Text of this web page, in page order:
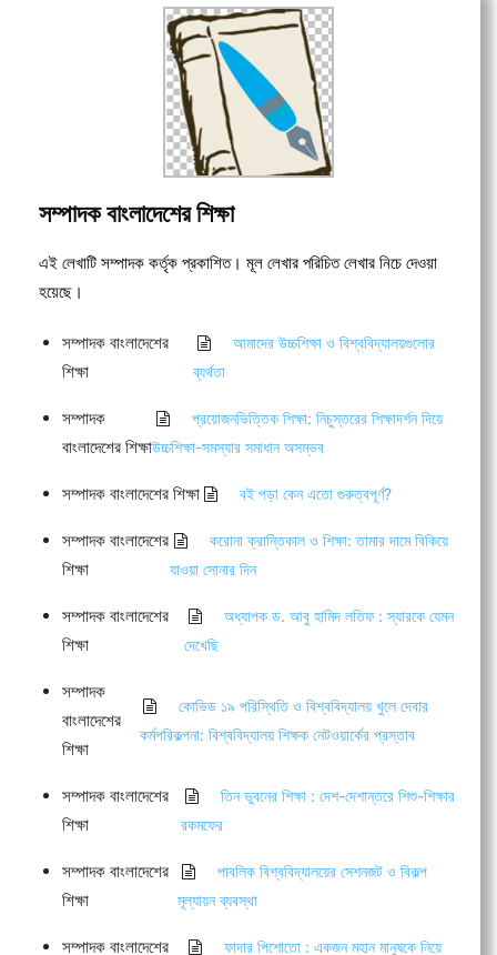
সম্পাদক বাংলাদেশের শিক্ষা
এই লেখাটি সম্পাদক কর্তৃক প্রকাশিত। মূল লেখার পরিচিত লেখার নিচে দেওয়া
হয়েছে।
সম্পাদক বাংলাদেশের
শিক্ষা
আমাদের উচ্চশিক্ষা ও বিশ্ববিদ্যালয়গুলোর
ব্যর্থতা
সম্পাদক
বাংলাদেশের শিক্ষা
প্রয়োজনভিত্তিক শিক্ষা: নিচুস্তরের শিক্ষাদর্শন দিয়ে
উচ্চশিক্ষা-সমস্যার সমাধান অসম্ভব
সম্পাদক বাংলাদেশের শিক্ষা বই পড়া কেন এতো গুরুত্বপূর্ণ?
সম্পাদক বাংলাদেশের
শিক্ষা
করোনা ক্রান্তিকাল ও শিক্ষা: তামার দামে বিকিয়ে
যাওয়া সোনার দিন
সম্পাদক বাংলাদেশের
শিক্ষা
অধ্যাপক ড. আবু হামিদ লতিফ : স্যারকে যেমন
দেখেছি
সম্পাদক
বাংলাদেশের
শিক্ষা
কোভিড ১৯ পরিস্থিতি ও বিশ্ববিদ্যালয় খুলে দেবার
কর্মপরিকল্পনা: বিশ্ববিদ্যালয় শিক্ষক নেটওয়ার্কের প্রস্তাব
সম্পাদক বাংলাদেশের
শিক্ষা
তিন ভুবনের শিক্ষা : দেশ-দেশান্তরে শিশু-শিক্ষার
রকমফের
সম্পাদক বাংলাদেশের
শিক্ষা
পাবলিক বিশ্ববিদ্যালয়ের সেশনজট ও বিকল্প
মূল্যায়ন ব্যবস্থা
সম্পাদক বাংলাদেশের
ফাদার পিশোতো : একজন মহান মানুষকে নিয়ে